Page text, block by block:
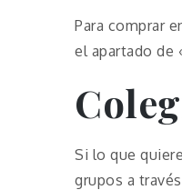
Para comprar
el apartado de
Si lo que
grupos a